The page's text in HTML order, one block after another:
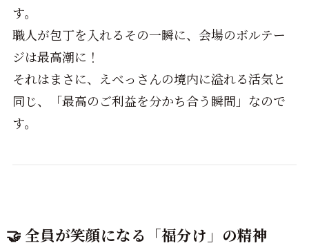
す。
職人が包丁を入れるその一瞬に、会場のボルテー
ジは最高潮に！
それはまさに、えべっさんの境内に溢れる活気と
同じ、「最高のご利益を分かち合う瞬間」なので
す。
🤝 全員が笑顔になる「福分け」の精神